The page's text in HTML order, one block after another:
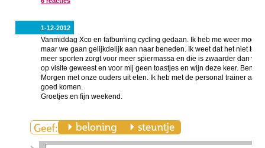
1-12-2012
Vanmiddag Xco en fatburning cycling gedaan. Ik heb me weer
maar we gaan gelijkdelijk aan naar beneden. Ik weet dat het niet te
meer sporten zorgt voor meer spiermassa en die is zwaarder dan
op visite geweest en voor mij geen toastjes en wijn deze keer. Ben
Morgen met onze ouders uit eten. Ik heb met de personal trainer
goed komen.
Groetjes en fijn weekend.